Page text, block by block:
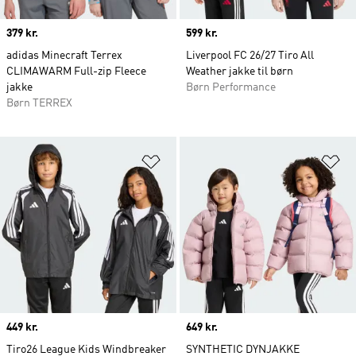
Price
379 kr.
adidas Minecraft Terrex
CLIMAWARM Full-zip Fleece
jakke
Børn TERREX
Price
599 kr.
Liverpool FC 26/27 Tiro All
Weather jakke til børn
Børn Performance
Price
449 kr.
Tiro26 League Kids Windbreaker
Price
649 kr.
SYNTHETIC DYNJAKKE